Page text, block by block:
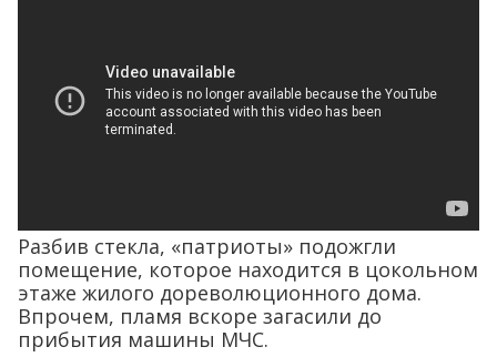
Разбив стекла, «патриоты» подожгли
помещение, которое находится в цокольном
этаже жилого дореволюционного дома.
Впрочем, пламя вскоре загасили до
прибытия машины МЧС.